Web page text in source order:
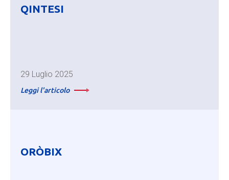
QINTESI
29 Luglio 2025
Leggi l'articolo
ORÒBIX